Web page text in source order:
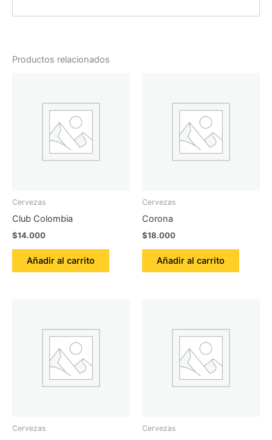
Productos relacionados
Cervezas
Club Colombia
$14.000
Añadir al carrito
Cervezas
Corona
$18.000
Añadir al carrito
Cervezas Cervezas